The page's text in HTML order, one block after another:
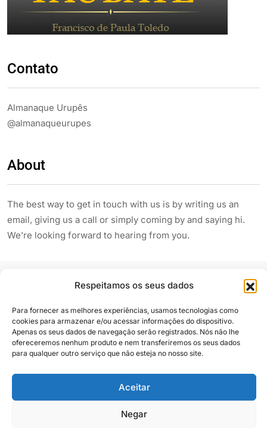
Respeitamos os seus dados
Para fornecer as melhores experiências, usamos tecnologias como
cookies para armazenar e/ou acessar informações do dispositivo.
Apenas os seus dados de navegação serão registrados. Nós não lhe
ofereceremos nenhum produto e nem transferiremos os seus dados
para qualquer outro serviço que não esteja no nosso site.
Aceitar
Negar
Contato
Almanaque Urupês
@almanaqueurupes
About
The best way to get in touch with us is by writing us an
email, giving us a call or simply coming by and saying hi.
We’re looking forward to hearing from you.
Siga e compartilhe
Almanaque Urupês @2025. Todos os direitos reservados